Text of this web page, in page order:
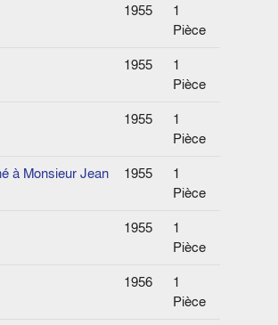
1955
1
Pièce
1955
1
Pièce
1955
1
Pièce
à Monsieur Jean
1955
1
Pièce
1955
1
Pièce
1956
1
Pièce